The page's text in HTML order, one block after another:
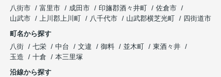
八街市
富里市 成田市 印旛郡酒々井町
佐倉市
山武市
上川郡上川町 八千代市 山武郡横芝光町
四街道市
町名から探す
八街
七栄 中台 文違 御料 並木町
東酒々井
玉造
十倉
本三里塚
沿線から探す